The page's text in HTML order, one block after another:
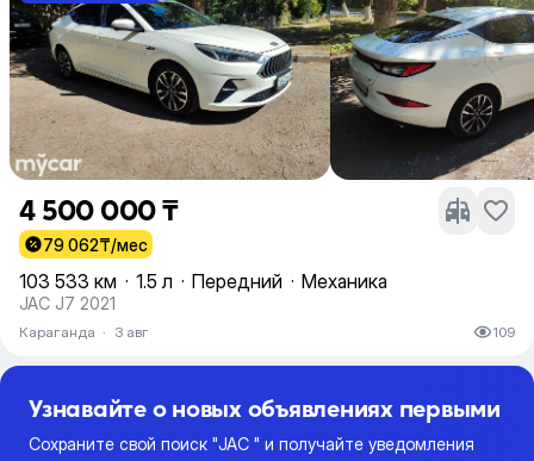
4 500 000 ₸
79 062₸/мес
103 533 км · 1.5 л · Передний · Механика
JAC J7 2021
Караганда · 3 авг 109
Узнавайте о новых объявлениях первыми
Сохраните свой поиск "JAC " и получайте уведомления